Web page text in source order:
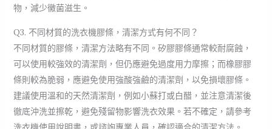
物，減少黴菌滋生。
Q3. 不同材質的洗衣機膠條，清潔方式有何不同？
不同材質的膠條，清潔方法略有不同。矽膠膠條通常較耐腐蝕，
可以使用較強效的清潔劑，但仍應避免過度用力摩擦；而橡膠膠
條則較為脆弱，應避免使用強酸強鹼的清潔劑，以免損壞膠條。
建議使用溫和的天然清潔劑，例如小蘇打或白醋，並注意清潔後
徹底沖洗並擦乾，避免殘留物影響洗衣效果。若不確定，請參考